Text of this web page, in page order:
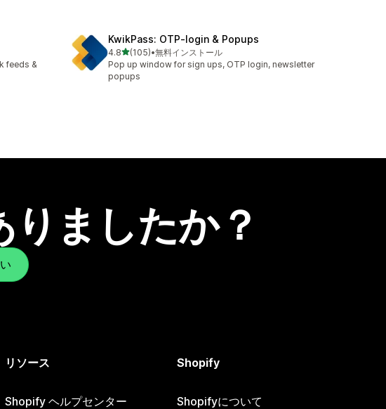
feeds &
KwikPass: OTP‑login & Popups
4.85つ星中
(105)
合計レビュー数：105件
•無料インストール
Pop up window for sign ups, OTP login, newsletter
popups
ましたか？
リソース
Shopify ヘルプセンター
Shopify
Shopifyについて